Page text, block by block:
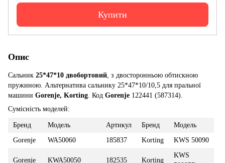
Купити
Опис
Сальник 25*47*10 двобортовий , з двосторонньою обтискною
пружиною. Альтернатива сальнику 25*47*10/10,5 для пральної
машини Gorenje, Korting . Код Gorenje 122441 (587314).
Сумісність моделей:
Бренд Модель Артикул Бренд
Модель
Gorenje
WA50060 185837 Korting KWS 50090
Gorenje KWA50050 182535 Korting
KWS